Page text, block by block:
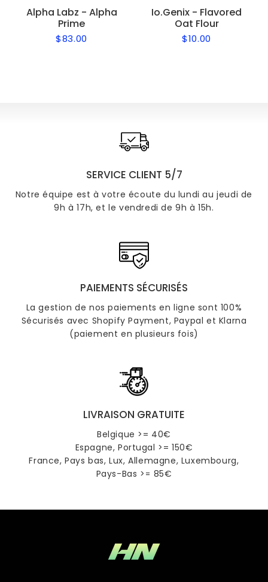
Alpha Labz - Alpha
Prime
Regular
$83.00
Io.Genix - Flavored
Oat Flour
Regular
$10.00
SERVICE CLIENT 5/7
Notre équipe est à votre écoute du lundi au jeudi de
9h à 17h, et le vendredi de 9h à 15h.
PAIEMENTS SÉCURISÉS
La gestion de nos paiements en ligne sont 100%
Sécurisés avec Shopify Payment, Paypal et Klarna
(paiement en plusieurs fois)
LIVRAISON GRATUITE
Belgique >= 40€
Espagne, Portugal >= 150€
France, Pays bas, Lux, Allemagne, Luxembourg,
Pays-Bas >= 85€